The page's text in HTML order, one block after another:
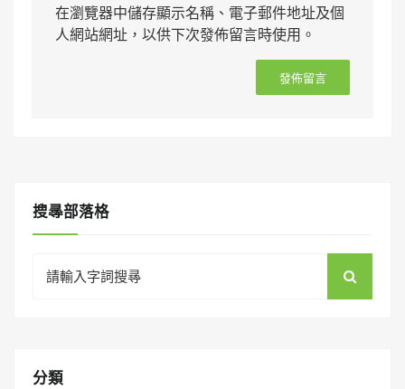
在瀏覽器中儲存顯示名稱、電子郵件地址及個
人網站網址，以供下次發佈留言時使用。
搜㝷部落格
for:
分類